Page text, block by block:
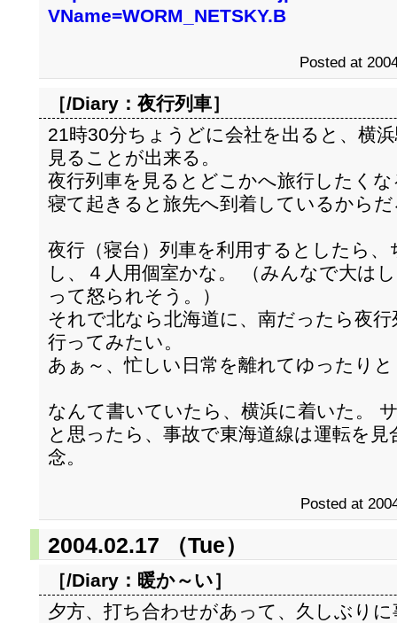
VName=WORM_NETSKY.B
Posted at
［/Diary： 夜行列車］
21時30分ちょうどに会社を出ると、横
見ることが出来る。
夜行列車を見るとどこかへ旅行したく
寝て起きると旅先へ到着しているから
夜行（寝台）列車を利用するとしたら
し、４人用個室かな。 （みんなで大は
って怒られそう。）
それで北なら北海道に、南だったら夜
行ってみたい。
あぁ～、忙しい日常を離れてゆったり
なんて書いていたら、横浜に着いた。
と思ったら、事故で東海道線は運転を
念。
Posted at
2004.02.17 （Tue）
［/Diary： 暖か～い］
夕方、打ち合わせがあって、久しぶり